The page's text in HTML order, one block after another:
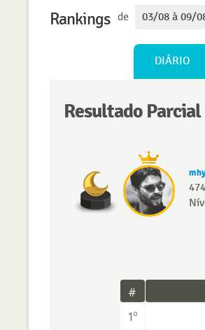
Rankings de 03/08 à 09/
DIÁRIO
Resultado Parcial
#
1º